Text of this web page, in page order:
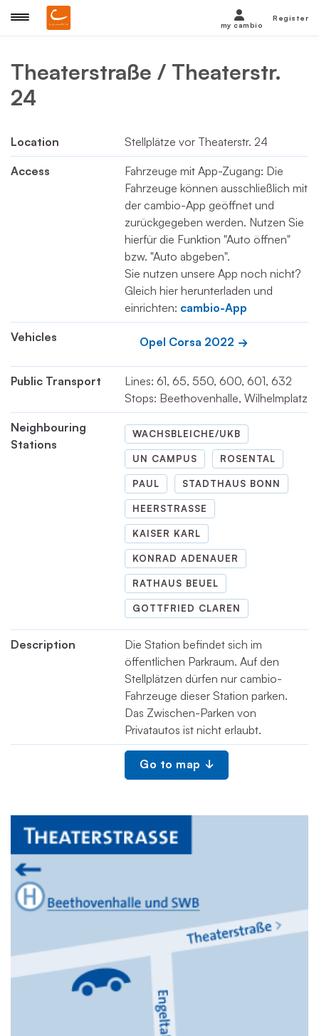
Theaterstraße / Theaterstr.
24
Location Stellplätze vor Theaterstr. 24
Access
Fahrzeuge mit App-Zugang: Die
Fahrzeuge können ausschließlich mit
der cambio-App geöffnet und
zurückgegeben werden. Nutzen Sie
hierfür die Funktion "Auto öffnen"
bzw. "Auto abgeben".
Sie nutzen unsere App noch nicht?
Gleich hier herunterladen und
einrichten: cambio-App
Vehicles Opel Corsa 2022
Public Transport
Lines: 61, 65, 550, 600, 601, 632
Stops: Beethovenhalle, Wilhelmplatz
Neighbouring
Stations
WACHSBLEICHE/UKB
UN CAMPUS ROSENTAL
PAUL STADTHAUS BONN
HEERSTRASSE
KAISER KARL
KONRAD ADENAUER
RATHAUS BEUEL
GOTTFRIED CLAREN
Description
Die Station befindet sich im
öffentlichen Parkraum. Auf den
Stellplätzen dürfen nur cambio-
Fahrzeuge dieser Station parken.
Das Zwischen-Parken von
Privatautos ist nicht erlaubt.
Go to map
my cambio
Register